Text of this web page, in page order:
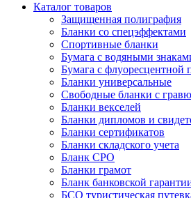
Каталог товаров
Защищенная полиграфия
Бланки со спецэффектами
Спортивные бланки
Бумага с водяными
Бумага с флуоресцентной
Бланки универсальные
Свободные бланки с
Бланки векселей
Бланки дипломов и
Бланки сертификатов
Бланки складского учета
Бланк СРО
Бланки грамот
Бланк банковской
БСО туристическая